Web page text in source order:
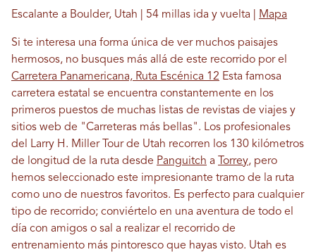
Escalante a Boulder, Utah | 54 millas ida y vuelta | Mapa
Si te interesa una forma única de ver muchos paisajes
hermosos, no busques más allá de este recorrido por el
Carretera Panamericana, Ruta Escénica 12 Esta famosa
carretera estatal se encuentra constantemente en los
primeros puestos de muchas listas de revistas de viajes y
sitios web de "Carreteras más bellas". Los profesionales
del Larry H. Miller Tour de Utah recorren los 130 kilómetros
de longitud de la ruta desde Panguitch a Torrey, pero
hemos seleccionado este impresionante tramo de la ruta
como uno de nuestros favoritos. Es perfecto para cualquier
tipo de recorrido; conviértelo en una aventura de todo el
día con amigos o sal a realizar el recorrido de
entrenamiento más pintoresco que hayas visto. Utah es